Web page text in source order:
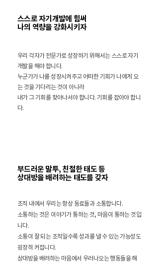
스스로 자기개발에 힘써
나의 역량을 강화시키자
우리 각자가 전문가로 성장하기 위해서는 스스로 자기
개발을 해야 합니다.
누군가가 나를 성장시켜주고 어떠한 기회가 나에게 오
는 것을 기다리는 것이 아니라
내가 그 기회를 찾아나서야 합니다. 기회를 잡아야 합니
다.
부드러운 말투, 친절한 태도 등
상대방을 배려하는 태도를 갖자
조직 내에서 우리는 항상 동료들과 소통합니다.
소통하는 것은 이야기가 통하는 것, 마음이 통하는 것입
니다.
소통이 잘 되는 조직일수록 성과를 낼 수 있는 가능성도
굉장히 커집니다.
상대방을 배려하는 마음에서 우러나오는 행동들을 해